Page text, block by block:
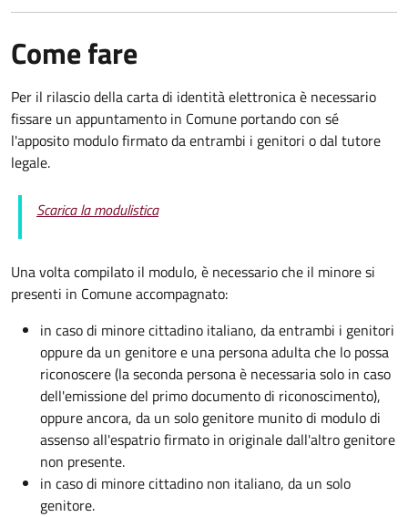
Come fare
Per il rilascio della carta di identità elettronica è necessario
fissare un appuntamento in Comune portando con sé
l'apposito modulo firmato da entrambi i genitori o dal tutore
legale.
Scarica la modulistica
Una volta compilato il modulo, è necessario che il minore si
presenti in Comune accompagnato:
in caso di minore cittadino italiano, da entrambi i genitori
oppure da un genitore e una persona adulta che lo possa
riconoscere (la seconda persona è necessaria solo in caso
dell'emissione del primo documento di riconoscimento),
oppure ancora, da un solo genitore munito di modulo di
assenso all'espatrio firmato in originale dall'altro genitore
non presente.
in caso di minore cittadino non italiano, da un solo
genitore.